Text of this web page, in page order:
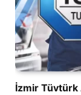
İzmir Tüvtürk